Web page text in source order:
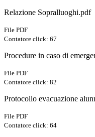
Relazione Sopralluoghi.pdf
File PDF
Contatore click: 67
Procedure in caso di
File PDF
Contatore click: 82
Protocollo evacuazione
File PDF
Contatore click: 64